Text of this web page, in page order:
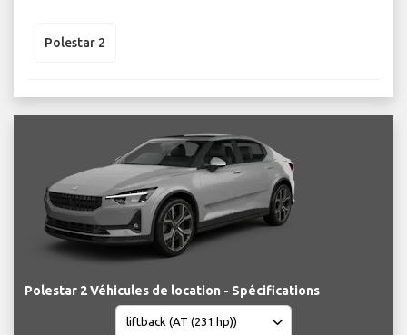
Polestar 2
Polestar 2 Véhicules de location - Spécifications